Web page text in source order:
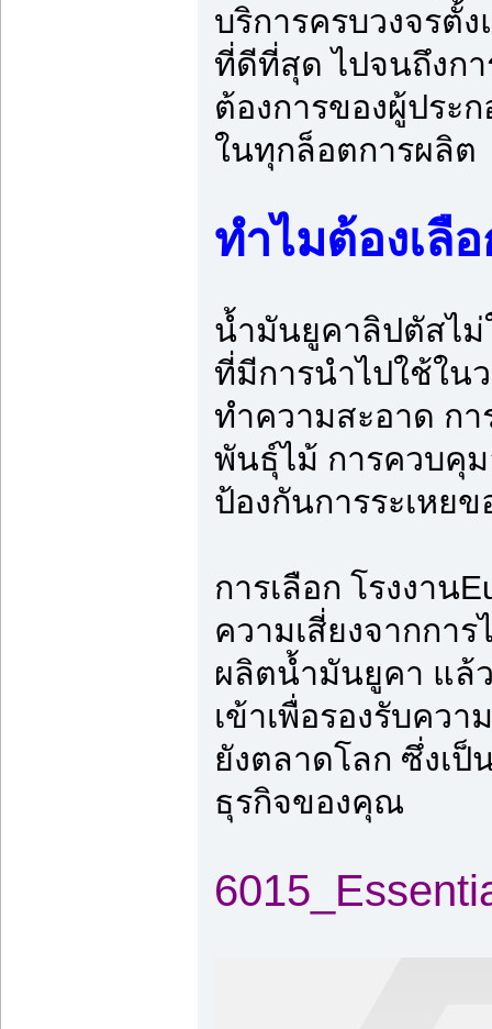
บริการครบวงจรตั้
ที่ดีที่สุด ไปจนถึงกา
ต้องการของผู้ประ
ในทุกล็อตการผลิต
ทำไมต้องเลื
น้ำมันยูคาลิปตัสไม่
ที่มีการนำไปใช้ใน
ทำความสะอาด กา
พันธุ์ไม้ การควบคุ
ป้องกันการระเหย
การเลือก โรงงา
ความเสี่ยงจากกา
ผลิตน้ำมันยูคา แล้
เข้าเพื่อรองรับคว
ยังตลาดโลก ซึ่งเป็
ธุรกิจของคุณ